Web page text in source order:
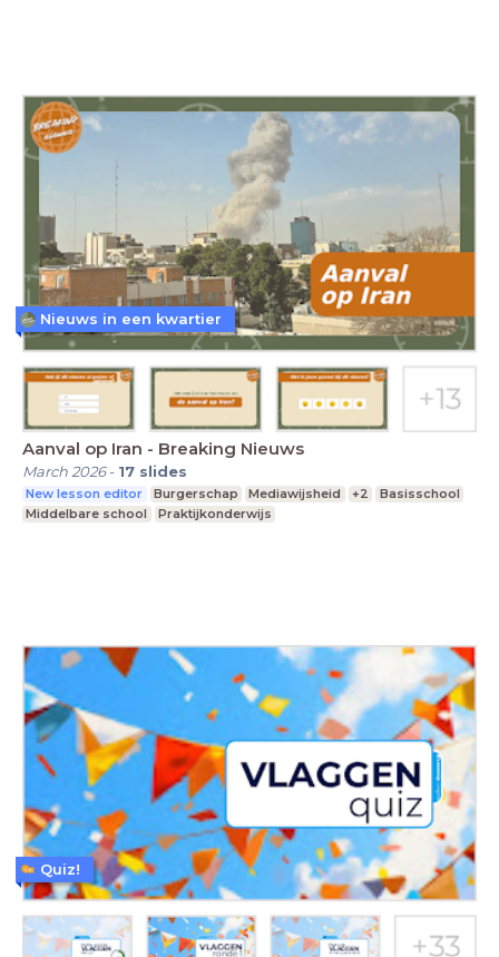
Aanval op Iran - Breaking Nieuws
March 2026- 17 slides
New lesson editor Burgerschap Mediawijsheid +2
Basisschool
Middelbare school
Praktijkonderwijs
Nieuws in een kwartier
Quiz!